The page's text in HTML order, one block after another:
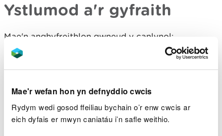
Mae'r wefan hon yn defnyddio cwcis
Rydym wedi gosod ffeiliau bychain o’r enw cwcis ar
eich dyfais er mwyn caniatáu i’n safle weithio.
Ystlumod a'r gyfraith
Mae'n anghyfreithlon gwneud y canlynol:
dal, niweidio neu ladd ystlumod yn bwrpasol
difrodi neu ddinistrio man bridio neu fan
rhwystro mynediad i'w mannau gorffwys neu
meddu ar ystlumod byw neu farw, neu rannau
ohonynt, eu cludo, eu gwerthu neu eu cyfnewid